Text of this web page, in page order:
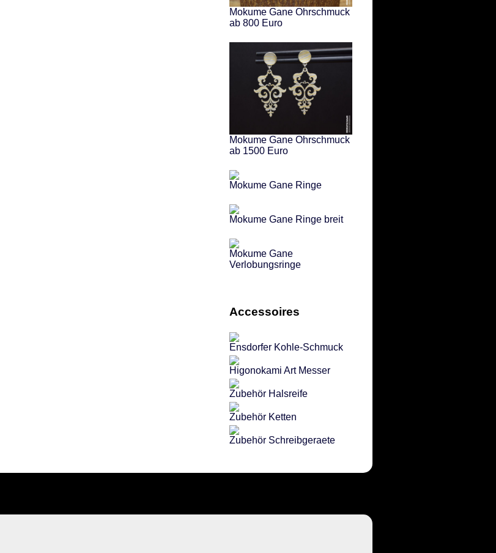
Mokume Gane Ohrschmuck
ab 800 Euro
Mokume Gane Ohrschmuck
ab 1500 Euro
Mokume Gane Ringe
Mokume Gane Ringe breit
Mokume Gane
Verlobungsringe
Accessoires
Ensdorfer Kohle-Schmuck
Higonokami Art Messer
Zubehör Halsreife
Zubehör Ketten
Zubehör Schreibgeraete